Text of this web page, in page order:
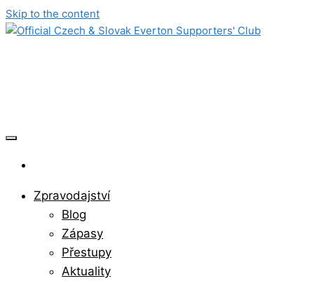
Skip to the content
Zpravodajství
Blog
Zápasy
Přestupy
Aktuality